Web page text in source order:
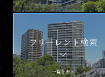
フリーレント検索
一覧を表示